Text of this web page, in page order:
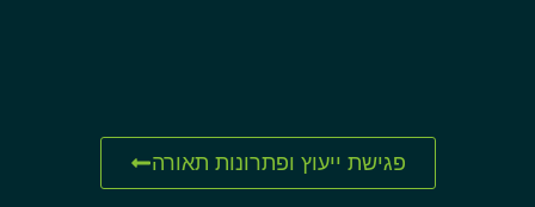
פגישת ייעוץ ופתרונות תאורה